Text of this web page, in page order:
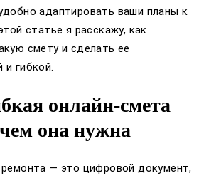
адаптировать ваши планы к
статье я расскажу, как
смету и сделать ее
и гибкой.
онлайн-смета
она нужна
ремонта — это цифровой документ,